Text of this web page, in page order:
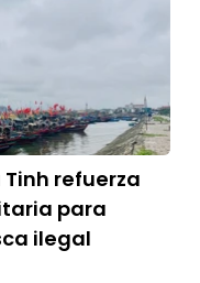
refuerza
para
ilegal